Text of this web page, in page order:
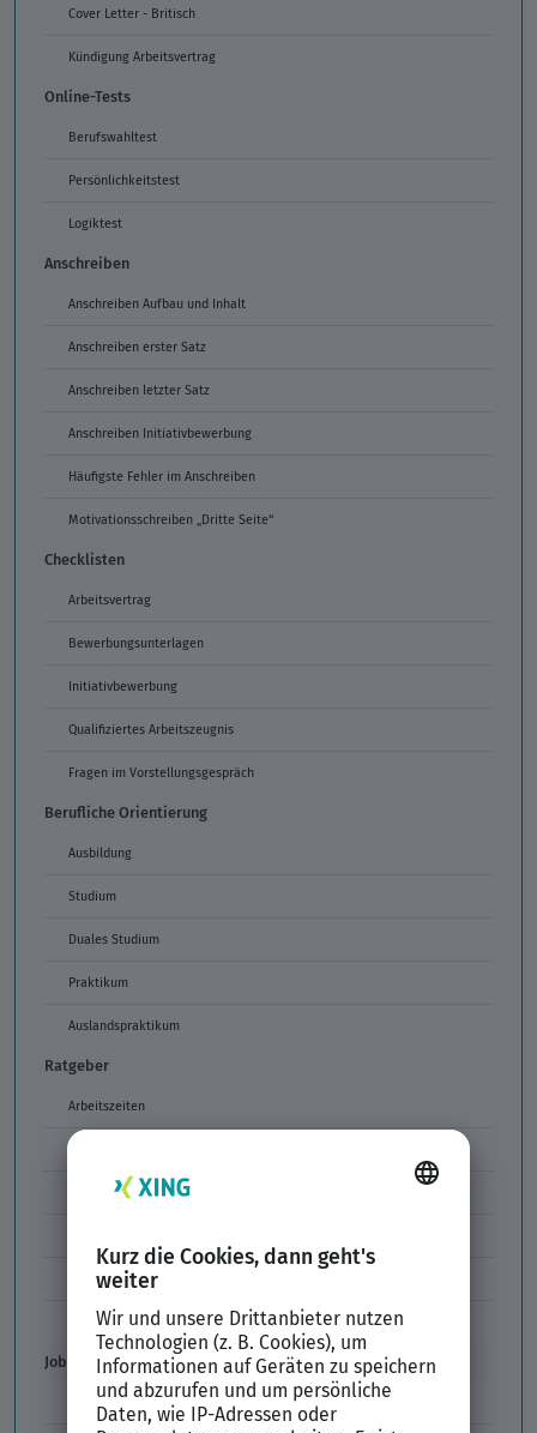
Cover Letter - Britisch
Kündigung Arbeitsvertrag
Online-Tests
Berufswahltest
Persönlichkeitstest
Logiktest
Anschreiben
Anschreiben Aufbau und Inhalt
Anschreiben erster Satz
Anschreiben letzter Satz
Anschreiben Initiativbewerbung
Häufigste Fehler im Anschreiben
Motivationsschreiben „Dritte Seite“
Checklisten
Arbeitsvertrag
Bewerbungsunterlagen
Initiativbewerbung
Qualifiziertes Arbeitszeugnis
Fragen im Vorstellungsgespräch
Berufliche Orientierung
Ausbildung
Studium
Duales Studium
Praktikum
Auslandspraktikum
Ratgeber
Arbeitszeiten
Formulierungen im Arbeitszeugnis
Unbefristeter Arbeitsvertrag
Der XING Bewerbungsratgeber
Job & Karriere
Arbeitsvertrag